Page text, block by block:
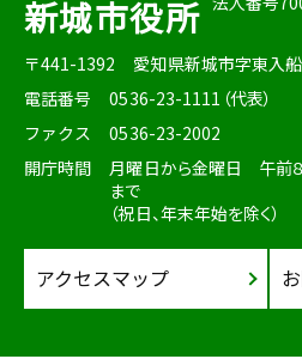
新城市役所
〒441-1392
愛知県新城市字東入
電話番号
0536-23-1111（代表）
ファクス
0536-23-2002
開庁時間
月曜日から金曜日 午前
まで
（祝日、年末年始を除く）
アクセスマップ